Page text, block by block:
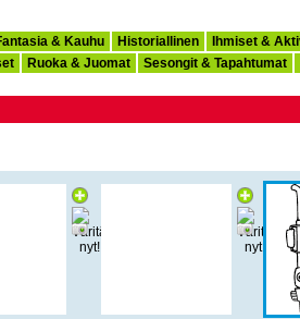
& Kauhu Historiallinen
Ihmiset &
Ruoka & Juomat Sesongit & Tapahtumat